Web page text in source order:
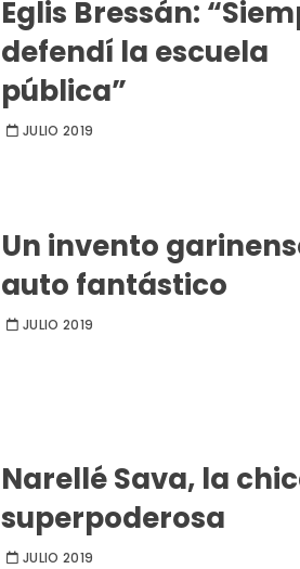
Eglis Bressán:
defendí la escuela
pública”
JULIO 2019
Un invento
auto fantástico
JULIO 2019
Narellé Sava, la
superpoderosa
JULIO 2019